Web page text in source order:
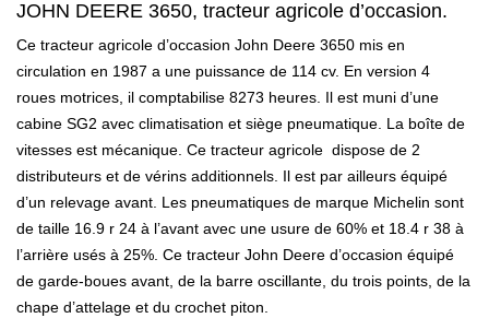
JOHN DEERE 3650, tracteur agricole d’occasion.
Ce tracteur agricole d’occasion John Deere 3650 mis en
circulation en 1987 a une puissance de 114 cv. En version 4
roues motrices, il comptabilise 8273 heures. Il est muni d’une
cabine SG2 avec climatisation et siège pneumatique. La boîte de
vitesses est mécanique. Ce tracteur agricole dispose de 2
distributeurs et de vérins additionnels. Il est par ailleurs équipé
d’un relevage avant. Les pneumatiques de marque Michelin sont
de taille 16.9 r 24 à l’avant avec une usure de 60% et 18.4 r 38 à
l’arrière usés à 25%. Ce tracteur John Deere d’occasion équipé
de garde-boues avant, de la barre oscillante, du trois points, de la
chape d’attelage et du crochet piton.